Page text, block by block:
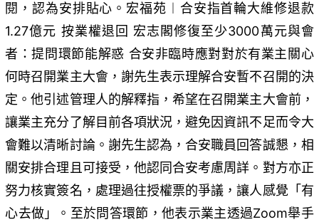
閱，認為安排貼心。宏福苑︱合安指首輪大維修退款
1.27億元 按業權退回 宏志閣修復至少3000萬元與會
者：提問環節能解惑 合安非臨時應對對於有業主關心
何時召開業主大會，謝先生表示理解合安暫不召開的決
定。他引述管理人的解釋指，希望在召開業主大會前，
讓業主充分了解目前各項狀況，避免因資訊不足而令大
會難以清晰討論。謝先生認為，合安職員回答誠懇，相
關安排合理且可接受，他認同合安考慮周詳。對方亦正
努力核實簽名，處理過往授權票的爭議，讓人感覺「有
心去做」。至於問答環節，他表示業主透過Zoom舉手